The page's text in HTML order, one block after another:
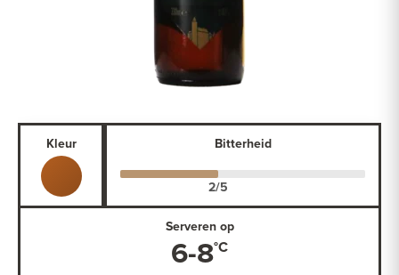
Kleur Bitterheid
Serveren op
6-8